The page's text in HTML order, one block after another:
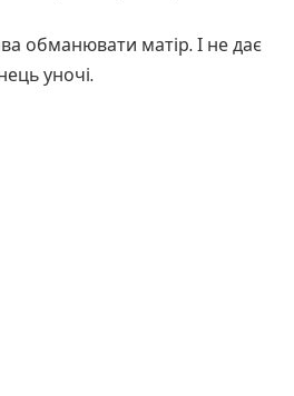
обманювати матір. І не дає
уночі.